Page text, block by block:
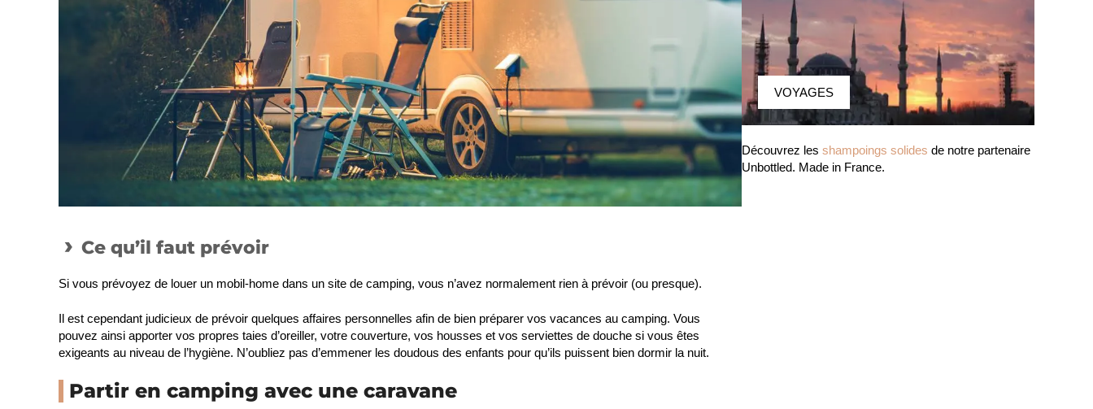
Ce qu’il faut prévoir
Si vous prévoyez de louer un mobil-home dans un site de camping, vous n’avez normalement rien à prévoir (ou presque).
Il est cependant judicieux de prévoir quelques affaires personnelles afin de bien préparer vos vacances au camping. Vous
pouvez ainsi apporter vos propres taies d’oreiller, votre couverture, vos housses et vos serviettes de douche si vous êtes
exigeants au niveau de l’hygiène. N’oubliez pas d’emmener les doudous des enfants pour qu’ils puissent bien dormir la nuit.
Partir en camping avec une caravane
VOYAGES
Découvrez les shampoings solides de notre partenaire
Unbottled. Made in France.